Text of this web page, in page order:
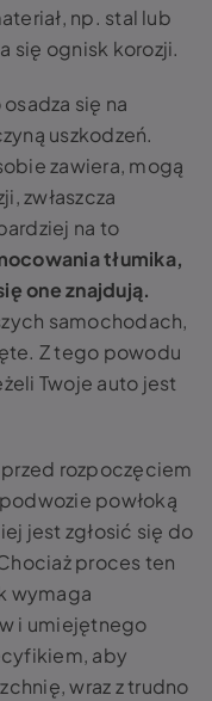
np. stal lub
się ognisk korozji.
się na
uszkodzeń.
zawiera, mogą
zwłaszcza
na to
tłumika,
one znajdują.
samochodach,
Z tego powodu
Twoje auto jest
rozpoczęciem
powłoką
jest zgłosić się do
proces ten
wymaga
i umiejętnego
aby
wraz z trudno